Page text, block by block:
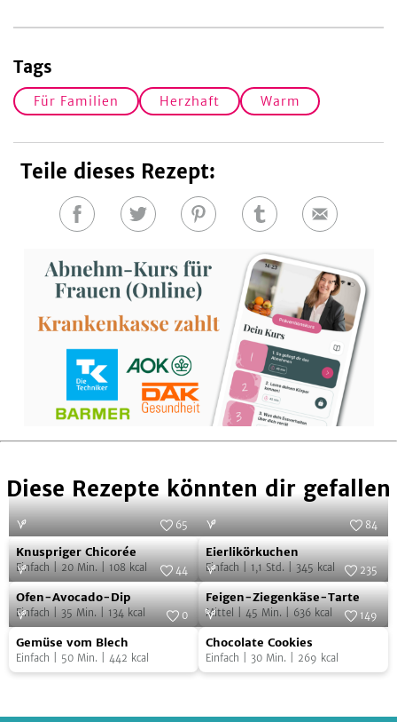
Tags
Für Familien Herzhaft Warm
Teile dieses Rezept:
Auf
teilen
Auf
teilen
Auf
teilen
Auf
teilen
E-
Diese Rezepte könnten dir gefallen
Knuspriger
Chicorée
Foto:Charlotte Lascève
65
Knuspriger Chicorée
Einfach 20 Min. 108 kcal
Eierlikörkuchen
Foto:iStock.com/SStajic
84
Eierlikörkuchen
Einfach 1,1 Std. 345 kcal
Ofen-
Avocado-
Dip
Foto:TZM
44
Ofen-Avocado-Dip
Einfach 35 Min. 134 kcal
Feigen-
Ziegenkäse-
Tarte
Foto:SevenCooks
235
Feigen-Ziegenkäse-Tarte
Mittel 45 Min. 636 kcal
Gemüse
vom
Blech
Foto:
0
Gemüse vom Blech
Einfach 50 Min. 442 kcal
Chocolate
Cookies
149
Chocolate Cookies
Einfach 30 Min. 269 kcal